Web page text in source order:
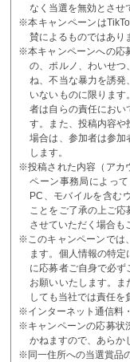
なく当選を無効とさせ
※本キャンペーンは
賛によるものではあり
※本キャンペーンへの応
の、ポルノ、わいせつ
ね、不当な暴力を誘発
いないものに限りま
者は自らの責任におい
す。また、投稿内容や
場合は、参加者は参加
します。
※投稿された内容（アカ
ペーン事務局によっ
PC、モバイルを含む
ことをご了承の上ご
させていただく場合も
※このキャンペーンでは
ます。個人情報の特
に応募者ご自身で必ず
お願いいたします。ま
しても当社では責任を
※インターネット通信料
※キャンペーンの応募状
かねますので、あらか
※同一住所への当選賞品